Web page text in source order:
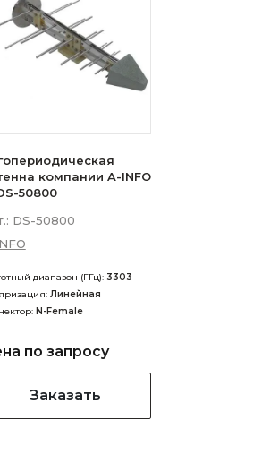
компании A-INFO
50800
DS-50800
диапазон (ГГц): 3303
Линейная
N-Female
по запросу
Заказать